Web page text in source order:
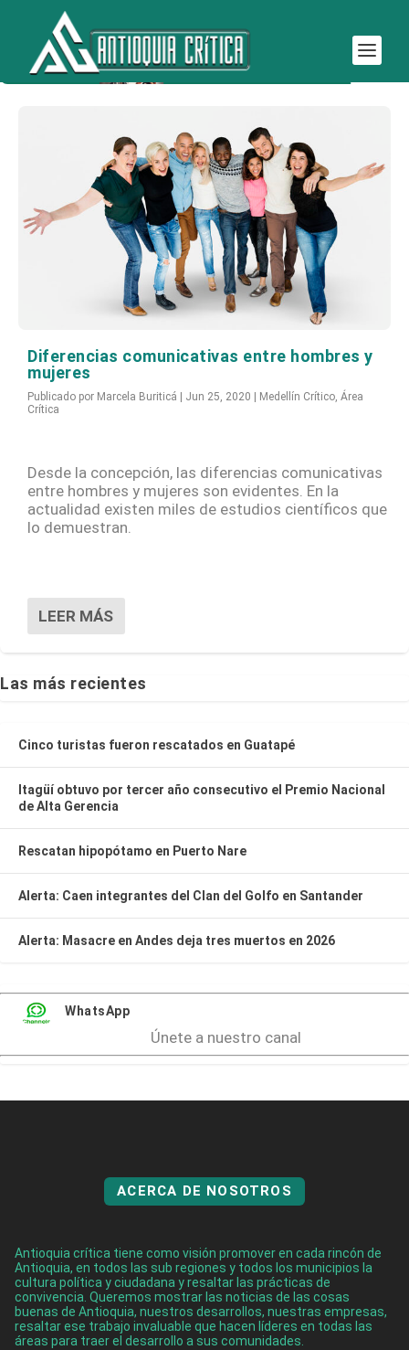
Etiqueta:
Diferencias comunicativas entre hombres y
mujeres
Publicado por Marcela Buriticá | Jun 25, 2020 | Medellín Crítico, Área
Crítica
Desde la concepción, las diferencias comunicativas
entre hombres y mujeres son evidentes. En la
actualidad existen miles de estudios científicos que
lo demuestran.
LEER MÁS
Las más recientes
Cinco turistas fueron rescatados en Guatapé
Itagüí obtuvo por tercer año consecutivo el Premio Nacional
de Alta Gerencia
Rescatan hipopótamo en Puerto Nare
Alerta: Caen integrantes del Clan del Golfo en Santander
Alerta: Masacre en Andes deja tres muertos en 2026
WhatsApp
Únete a nuestro canal
ACERCA DE NOSOTROS
Antioquia crítica tiene como visión promover en cada rincón de
Antioquia, en todos las sub regiones y todos los municipios la
cultura política y ciudadana y resaltar las prácticas de
convivencia. Queremos mostrar las noticias de las cosas
buenas de Antioquia, nuestros desarrollos, nuestras empresas,
resaltar ese trabajo invaluable que hacen líderes en todas las
áreas para traer el desarrollo a sus comunidades.